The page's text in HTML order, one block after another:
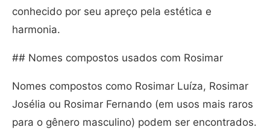
conhecido por seu apreço pela estética e
harmonia.
## Nomes compostos usados com Rosimar
Nomes compostos como Rosimar Luíza, Rosimar
Josélia ou Rosimar Fernando (em usos mais raros
para o gênero masculino) podem ser encontrados.